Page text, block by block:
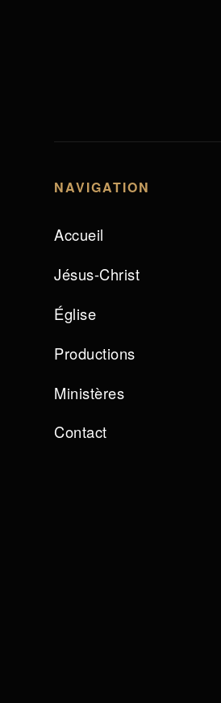
NAVIGATION
Accueil
Jésus-Christ
Église
Productions
Ministères
Contact